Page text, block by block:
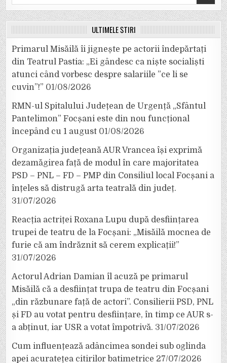
for:
ULTIMELE ȘTIRI
Primarul Misăilă îi jignește pe actorii îndepărtați
din Teatrul Pastia: „Ei gândesc ca niște socialiști
atunci când vorbesc despre salariile ”ce li se
cuvin”!” 01/08/2026
RMN-ul Spitalului Județean de Urgență „Sfântul
Pantelimon” Focșani este din nou funcțional
începând cu 1 august 01/08/2026
Organizația județeană AUR Vrancea își exprimă
dezamăgirea față de modul în care majoritatea
PSD – PNL – FD – PMP din Consiliul local Focșani a
înțeles să distrugă arta teatrală din județ.
31/07/2026
Reacția actriței Roxana Lupu după desființarea
trupei de teatru de la Focșani: „Misăilă mocnea de
furie că am îndrăznit să cerem explicații!”
31/07/2026
Actorul Adrian Damian îl acuză pe primarul
Misăilă că a desființat trupa de teatru din Focșani
„din răzbunare față de actori”. Consilierii PSD, PNL
și FD au votat pentru desființare, în timp ce AUR s-
a abținut, iar USR a votat împotrivă. 31/07/2026
Cum influențează adâncimea sondei sub oglinda
apei acuratețea citirilor batimetrice 27/07/2026